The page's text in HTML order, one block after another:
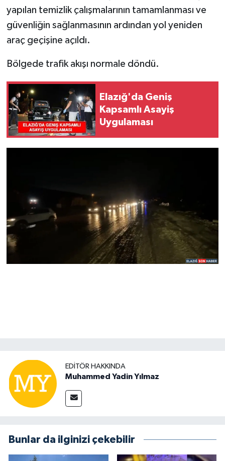
yapılan temizlik çalışmalarının tamamlanması ve
güvenliğin sağlanmasının ardından yol yeniden
araç geçişine açıldı.
Bölgede trafik akışı normale döndü.
Elazığ'da Geniş
Kapsamlı Asayiş
Uygulaması
EDITÖR HAKKINDA
Muhammed Yadin Yılmaz
Bunlar da ilginizi çekebilir